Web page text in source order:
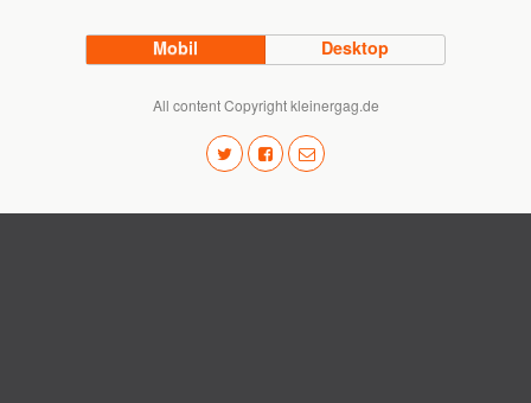
Mobil Desktop
All content Copyright kleinergag.de